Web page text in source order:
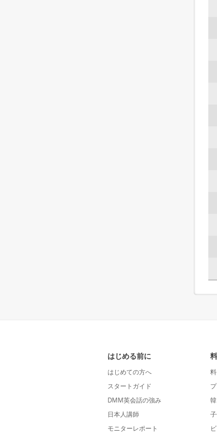
はじめる前に
はじめての方へ
スタートガイド
DMM英会話の強み
日本人講師
モニターレポート